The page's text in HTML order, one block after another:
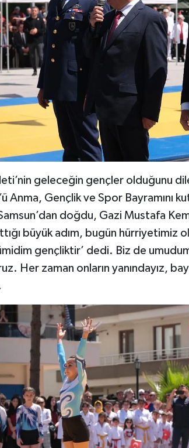
geleceğin gençler olduğunu
Anma, Gençlik ve Spor Bayramını
doğdu, Gazi Mustafa
büyük adım, bugün hürriyetimiz
gençliktir’ dedi. Biz de
Her zaman onların yanındayız,